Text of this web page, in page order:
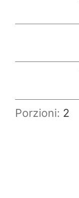
Porzioni: 2